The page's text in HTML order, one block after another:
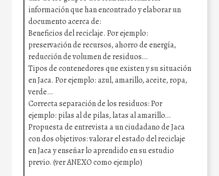
información que han encontrado y elaborar un
documento acerca de:
Beneficios del reciclaje. Por ejemplo:
preservación de recursos, ahorro de energía,
reducción de volumen de residuos…
Tipos de contenedores que existen y su situación
en Jaca. Por ejemplo: azul, amarillo, aceite, ropa,
verde…
Correcta separación de los residuos: Por
ejemplo: pilas al de pilas, latas al amarillo…
Propuesta de entrevista a un ciudadano de Jaca
con dos objetivos: valorar el estado del reciclaje
en Jaca y enseñar lo aprendido en su estudio
previo. (ver ANEXO como ejemplo)